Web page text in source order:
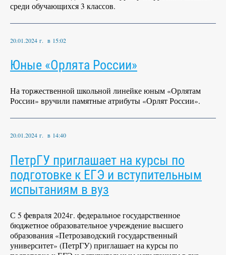
среди обучающихся 3 классов.
20.01.2024 г. в 15:02
Юные «Орлята России»
На торжественной школьной линейке юным «Орлятам
России» вручили памятные атрибуты «Орлят России».
20.01.2024 г. в 14:40
ПетрГУ приглашает на курсы по
подготовке к ЕГЭ и вступительным
испытаниям в вуз
С 5 февраля 2024г. федеральное государственное
бюджетное образовательное учреждение высшего
образования «Петрозаводский государственный
университет» (ПетрГУ) приглашает на курсы по